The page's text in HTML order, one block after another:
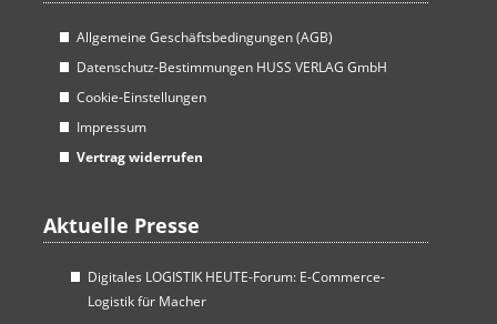
Allgemeine Geschäftsbedingungen (AGB)
Datenschutz-Bestimmungen HUSS VERLAG GmbH
Cookie-Einstellungen
Impressum
Vertrag widerrufen
Aktuelle Presse
Digitales LOGISTIK HEUTE-Forum: E-Commerce-
Logistik für Macher